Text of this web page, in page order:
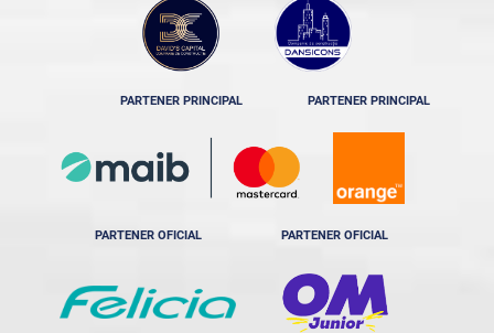
PARTENER PRINCIPAL PARTENER PRINCIPAL
PARTENER OFICIAL PARTENER OFICIAL